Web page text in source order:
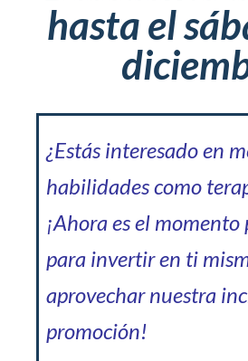
hasta el
¿Estás interesado en
habilidades como
¡Ahora es el momento
para invertir en ti
aprovechar nuestra
promoción!